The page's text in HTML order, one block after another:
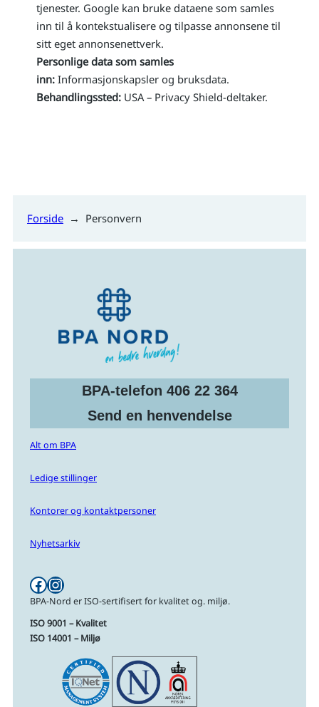
tjenester. Google kan bruke dataene som samles
inn til å kontekstualisere og tilpasse annonsene til
sitt eget annonsenettverk.
Personlige data som samles
inn: Informasjonskapsler og bruksdata.
Behandlingssted:USA – Privacy Shield-deltaker.
Forside → Personvern
BPA-telefon 406 22 364
Send en henvendelse
Alt om BPA
Ledige stillinger
Kontorer og kontaktpersoner
Nyhetsarkiv
Facebook Instagram
BPA-Nord er ISO-sertifisert for kvalitet og. miljø.
ISO 9001 – Kvalitet
ISO 14001 – Miljø